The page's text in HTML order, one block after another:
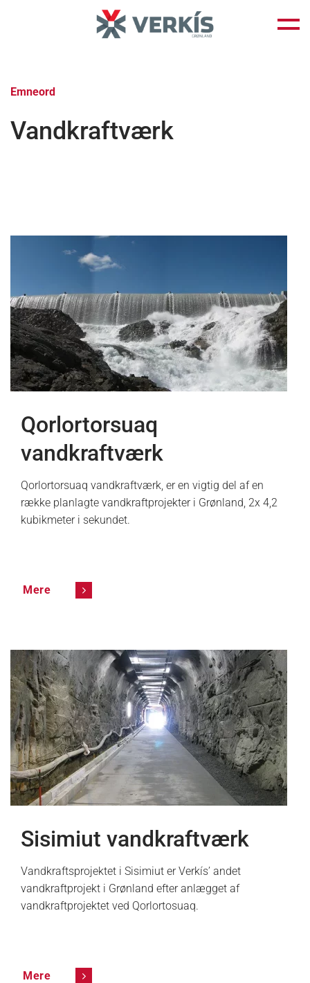
Emneord
Vandkraftværk
Qorlortorsuaq
vandkraftværk
Qorlortorsuaq vandkraftværk, er en vigtig del af en
række planlagte vandkraftprojekter i Grønland, 2x 4,2
kubikmeter i sekundet.
Mere
Sisimiut vandkraftværk
Vandkraftsprojektet i Sisimiut er Verkís’ andet
vandkraftprojekt i Grønland efter anlægget af
vandkraftprojektet ved Qorlortosuaq.
Mere